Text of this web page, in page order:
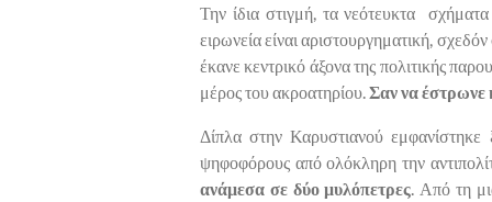
Την ίδια στιγμή, τα νεότευκτα
ειρωνεία είναι αριστουργηματική,
έκανε κεντρικό άξονα της πολιτικής
μέρος του ακροατηρίου. Σαν να έστρωνε
Δίπλα στην Καρυστιανού
ψηφοφόρους από ολόκληρη την
ανάμεσα σε δύο μυλόπετρες . Από τη